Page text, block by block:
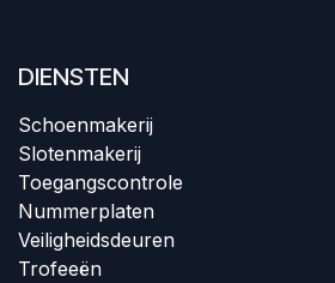
DIENSTEN
Schoenmakerij​
Slotenmakerij
Toegangscontrole
Nummerplaten
Veiligheidsdeuren​
Trofeeën